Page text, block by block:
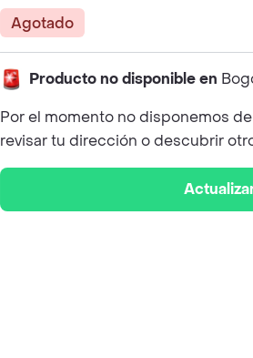
Agotado
Producto no disponible en
Por el momento no disponemos
revisar tu dirección o descubrir